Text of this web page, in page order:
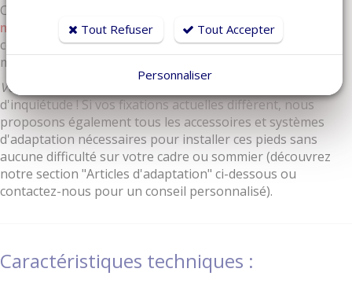
Chaque pied est équipé d'une
mm (vis de fixation de 8 mm)
. Cette dimension est
compatible avec la grande majorité des sommiers du
marché.
Votre sommier possède un autre système ?
d'inquiétude ! Si vos fixations actuelles diffèrent, nous
proposons également tous les accessoires et systèmes
d'adaptation nécessaires pour installer ces pieds sans
aucune difficulté sur votre cadre ou sommier (découvrez
notre section "Articles d'adaptation" ci-dessous ou
contactez-nous pour un conseil personnalisé).
Caractéristiques techniques :
Tout Refuser Tout Accepter
Personnaliser